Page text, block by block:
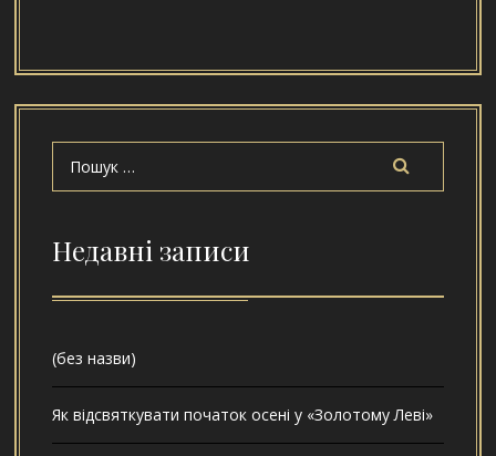
Недавні записи
(без назви)
Як відсвяткувати початок осені у «Золотому Леві»